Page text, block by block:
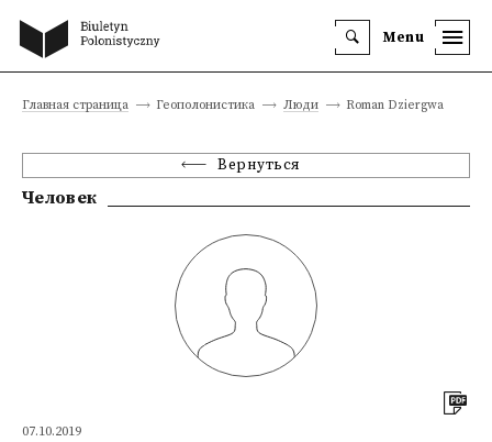
Menu
Главная страница Геополонистика Люди Roman Dziergwa
Вернуться
Человек
07.10.2019